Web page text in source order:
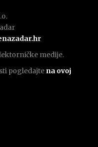
medije.
pogledajte na ovoj